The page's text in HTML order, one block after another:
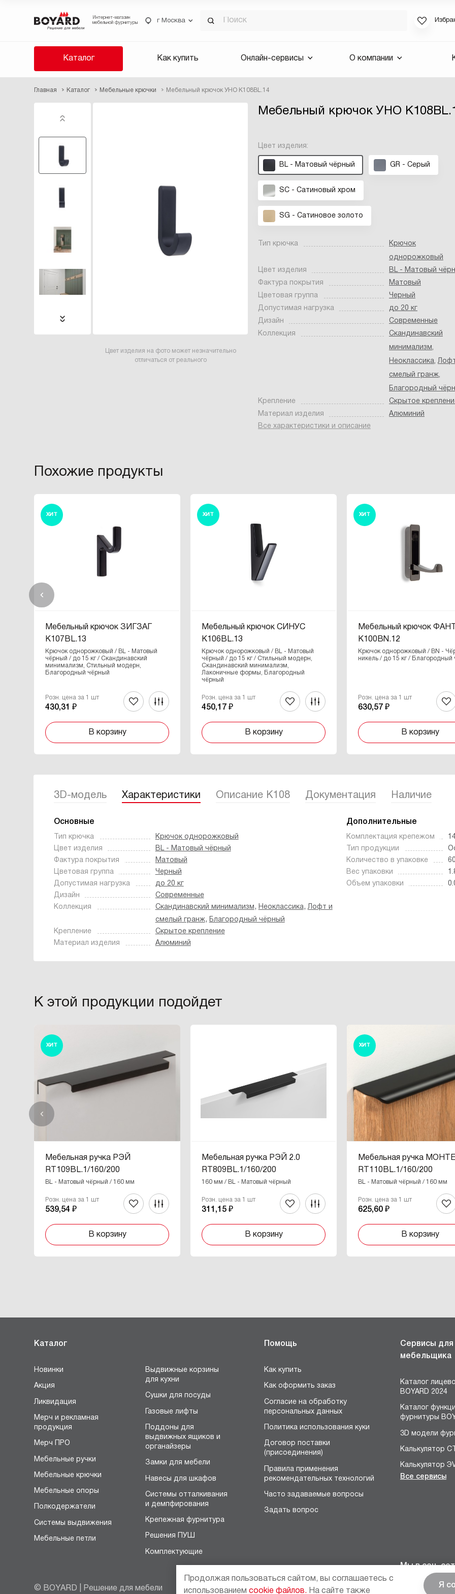
Интернет-магазин
мебельной фурнитуры
г Москва
Каталог Как купить Онлайн-сервисы О компании
Главная Каталог Мебельные крючки Мебельный крючок УНО K108BL.14
Мебельный крючок УНО
Цвет изделия на фото может незначительно
отличаться от реального
Цвет изделия:
BL - Матовый чёрный GR - Серый
SC - Сатиновый хром
SG - Сатиновое золото
Тип крючка Крючок
однорожковый
Цвет изделия
BL - Матовый
Фактура покрытия
Матовый
Цветовая группа
Черный
Допустимая нагрузка
до 20 кг
Дизайн
Современные
Коллекция
Скандинавский
минимализм,
Неоклассика,
смелый гранж,
Благородный
Крепление
Скрытое
Материал изделия
Алюминий
Все характеристики и описание
Похожие продукты
ХИТ
Мебельный крючок ЗИГЗАГ
K107BL.13
Крючок однорожковый / BL - Матовый
чёрный / до 15 кг / Скандинавский
минимализм, Стильный модерн,
Благородный чёрный
Розн. цена за 1 шт
430,31 ₽
В корзину
ХИТ
Мебельный крючок СИНУС
K106BL.13
Крючок однорожковый / BL - Матовый
чёрный / до 15 кг / Стильный модерн,
Скандинавский минимализм,
Лаконичные формы, Благородный
чёрный
Розн. цена за 1 шт
450,17 ₽
В корзину
ХИТ
Мебельный крючок
K100BN.12
Крючок однорожковый / BN -
никель / до 15 кг / Благородный
Розн. цена за 1 шт
630,57 ₽
В корзину
3D-модель Характеристики Описание K108 Документация Наличие
Основные
Тип крючка
Крючок однорожковый
Цвет изделия
BL - Матовый чёрный
Фактура покрытия
Матовый
Цветовая группа
Черный
Допустимая нагрузка
до 20 кг
Дизайн
Современные
Коллекция
Скандинавский минимализм, Неоклассика,Лофт и
смелый гранж, Благородный чёрный
Крепление
Скрытое крепление
Материал изделия
Алюминий
Дополнительные
Комплектация крепежом
Тип продукции
Количество в упаковке
Вес упаковки
Объем упаковки
К этой продукции подойдет
ХИТ
Мебельная ручка РЭЙ
RT109BL.1/160/200
BL - Матовый чёрный / 160 мм
Розн. цена за 1 шт
539,54 ₽
В корзину
Мебельная ручка РЭЙ 2.0
RT809BL.1/160/200
160 мм / BL - Матовый чёрный
Розн. цена за 1 шт
311,15 ₽
В корзину
ХИТ
Мебельная ручка
RT110BL.1/160/200
BL - Матовый чёрный / 160 мм
Розн. цена за 1 шт
625,60 ₽
В корзину
Каталог
Новинки
Акция
Ликвидация
Мерч и рекламная
продукция
Мерч ПРО
Мебельные ручки
Мебельные крючки
Мебельные опоры
Полкодержатели
Системы выдвижения
Мебельные петли
Выдвижные корзины
для кухни
Сушки для посуды
Газовые лифты
Поддоны для
выдвижных ящиков и
органайзеры
Замки для мебели
Навесы для шкафов
Системы отталкивания
и демпфирования
Крепежная фурнитура
Решения ПУШ
Комплектующие
Помощь
Как купить
Как оформить заказ
Согласие на обработку
персональных данных
Политика использования куки
Договор поставки
(присоединения)
Правила применения
рекомендательных технологий
Часто задаваемые вопросы
Задать вопрос
Сервисы для
мебельщика
Каталог
BOYARD 2024
Каталог
фурнитуры
3D модели
Калькулятор
Калькулятор
Конструктор
Конфигуратор
Калькулятор
Все сервисы
© BOYARD | Решение для мебели
Мы в соц.
Если вы
будут
Продолжая пользоваться сайтом, вы соглашаетесь с
использованием cookie файлов. На сайте также
Я